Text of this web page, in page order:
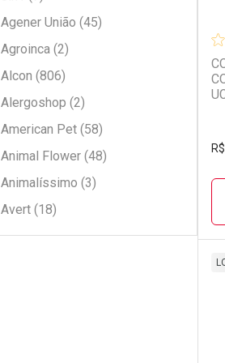
R$
Agener União (45)
Agroinca (2)
Alcon (806)
Alergoshop (2)
American Pet (58)
Animal Flower (48)
Animalíssimo (3)
Avert (18)
Bayer (37)